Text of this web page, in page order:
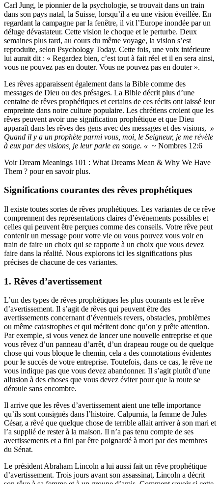
Carl Jung, le pionnier de la psychologie, se trouvait dans un train
dans son pays natal, la Suisse, lorsqu’il a eu une vision éveillée. En
regardant la campagne par la fenêtre, il vit l’Europe inondée par un
déluge dévastateur. Cette vision le choque et le perturbe. Deux
semaines plus tard, au cours du même voyage, la vision s’est
reproduite, selon Psychology Today. Cette fois, une voix intérieure
lui aurait dit : « Regardez bien, c’est tout à fait réel et il en sera ainsi,
vous ne pouvez pas en douter. Vous ne pouvez pas en douter ».
Les rêves apparaissent également dans la Bible comme des
messages de Dieu ou des présages. La Bible décrit plus d’une
centaine de rêves prophétiques et certains de ces récits ont laissé leur
empreinte dans notre culture populaire. Les chrétiens croient que les
rêves peuvent avoir une signification prophétique et que Dieu
apparaît dans les rêves des gens avec des messages et des visions, »
Quand il y a un prophète parmi vous, moi, le Seigneur, je me révèle
à eux par des visions, je leur parle en songe. « ~ Nombres 12:6
Voir Dream Meanings 101 : What Dreams Mean & Why We Have
Them ? pour en savoir plus.
Significations courantes des rêves prophétiques
Il existe toutes sortes de rêves prophétiques. Les variantes de ce rêve
comprennent des représentations claires d’événements possibles et
celles qui peuvent être perçues comme des conseils. Votre rêve peut
contenir un message pour votre vie ou vous pouvez vous voir en
train de faire un choix qui se rapporte à un choix que vous devez
faire dans la réalité. Nous explorons ici les significations plus
précises de chacune de ces variantes.
1. Rêves d’avertissement
L’un des types de rêves prophétiques les plus courants est le rêve
d’avertissement. Il s’agit de rêves qui peuvent être des
avertissements concernant d’éventuels revers, obstacles, problèmes
ou même catastrophes et qui méritent donc qu’on y prête attention.
Par exemple, si vous venez de lancer une nouvelle entreprise et que
vous rêvez d’un panneau d’arrêt, d’un drapeau rouge ou de quelque
chose qui vous bloque le chemin, cela a des connotations évidentes
pour le succès de votre entreprise. Toutefois, dans ce cas, le rêve ne
vous indique pas que vous devez abandonner. Il s’agit plutôt d’une
allusion à des choses que vous devez éviter pour que la route se
déroule sans encombre.
Il arrive que les rêves d’avertissement aient une telle importance
qu’ils sont consignés dans l’histoire. Calpurnia, la femme de Jules
César, a rêvé que quelque chose de terrible allait arriver à son mari et
l’a supplié de rester à la maison. Il n’a pas tenu compte de ses
avertissements et a fini par être poignardé à mort par des membres
du Sénat.
Le président Abraham Lincoln a lui aussi fait un rêve prophétique
d’avertissement. Trois jours avant son assassinat, Lincoln a décrit